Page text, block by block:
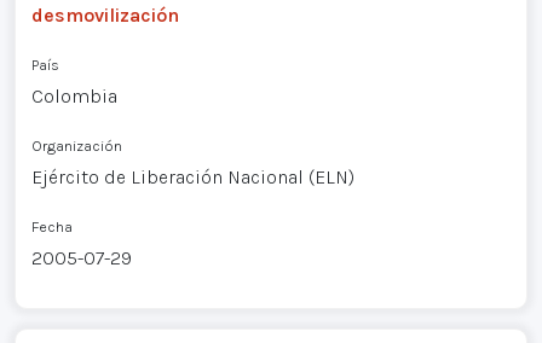
desmovilización
País
Colombia
Organización
Ejército de Liberación Nacional (ELN)
Fecha
2005-07-29